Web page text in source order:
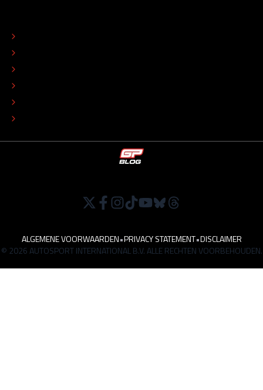
ALGEMENE VOORWAARDEN•PRIVACY STATEMENT•DISCLAIMER
© 2026 AUTOSPORT INTERNATIONAL B.V. ALLE RECHTEN VOORBEHOUDEN.